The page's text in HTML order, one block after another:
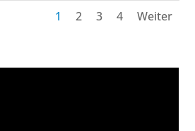
1 2 3 4 Weiter